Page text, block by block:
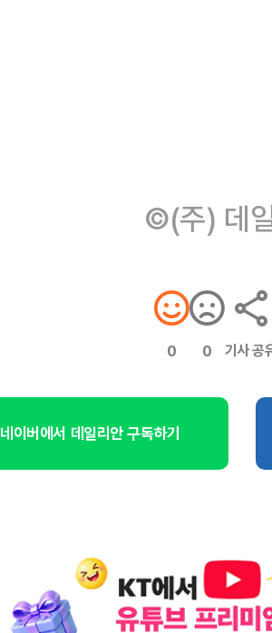
©(주) 데
0 0 기사 공
네이버에서 데일리안 구독하기